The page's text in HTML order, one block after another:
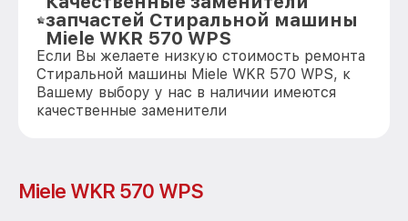
запчастей Стиральной машины
Miele WKR 570 WPS
Если Вы желаете низкую стоимость ремонта
Стиральной машины Miele WKR 570 WPS, к
Вашему выбору у нас в наличии имеются
качественные заменители
Miele WKR 570 WPS